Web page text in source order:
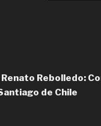
Rebolledo:
de Chile